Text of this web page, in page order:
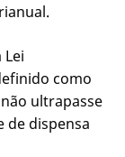
Lei
como
ultrapasse
de dispensa